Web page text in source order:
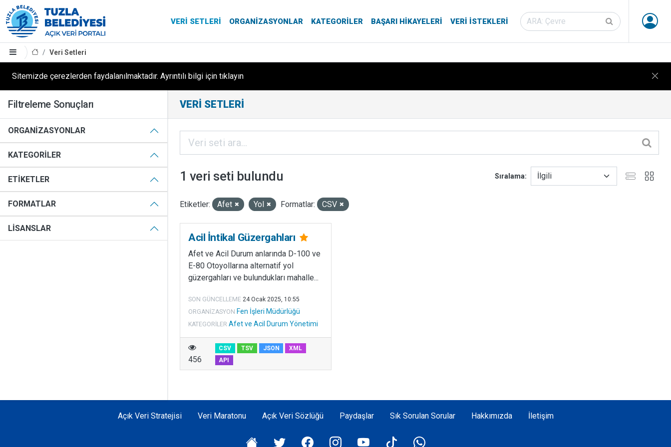
VERI SETLERI ORGANIZASYONLAR KATEGORILER BAŞARI HIKAYELERI VERI İSTEKLERI
Veri Setleri
Sitemizde çerezlerden faydalanılmaktadır. Ayrıntılı bilgi için tıklayın
Filtreleme Sonuçları
ORGANIZASYONLAR
KATEGORILER
ETIKETLER
FORMATLAR
LISANSLAR
VERI SETLERI
1 veri seti bulundu Sıralama
Etiketler: Afet Yol Formatlar: CSV
Acil İntikal Güzergahları
Afet ve Acil Durum anlarında D-100 ve
E-80 Otoyollarına alternatif yol
güzergahları ve bulundukları mahalle...
SON GÜNCELLEME 24 Ocak 2025, 10:55
ORGANIZASYON Fen İşleri Müdürlüğü
KATEGORILER Afet ve Acil Durum Yönetimi
456
CSV TSV JSON
XML
API
Açık Veri Stratejisi Veri Maratonu Açık Veri Sözlüğü Paydaşlar Sık Sorulan Sorular Hakkımızda İletişim